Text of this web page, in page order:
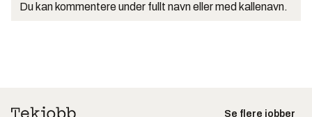
Du kan kommentere under fullt navn eller med kallenavn.
Se flere jobber